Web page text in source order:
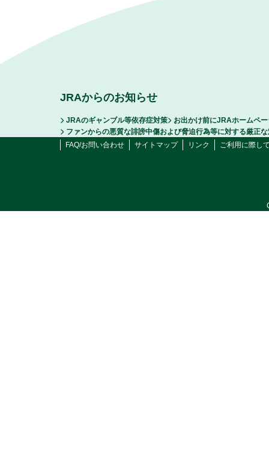
JRAからのお知らせ
JRAのギャンブル等依存症対策
お出かけ前にJRAホームペ
ファンからの悪質な誹謗中傷および脅迫行為等に対する厳正
FAQ/お問い合わせ
サイトマップ リンク ご利用に際し